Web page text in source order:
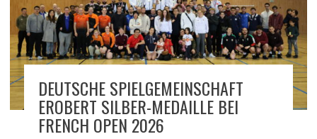
DEUTSCHE SPIELGEMEINSCHAFT
EROBERT SILBER-MEDAILLE BEI
FRENCH OPEN 2026